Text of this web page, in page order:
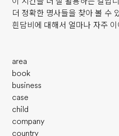
더 정확한 명사들을 찾아 볼 수
흰담비에 대해서 얼마나 자주
area
book
business
case
child
company
country